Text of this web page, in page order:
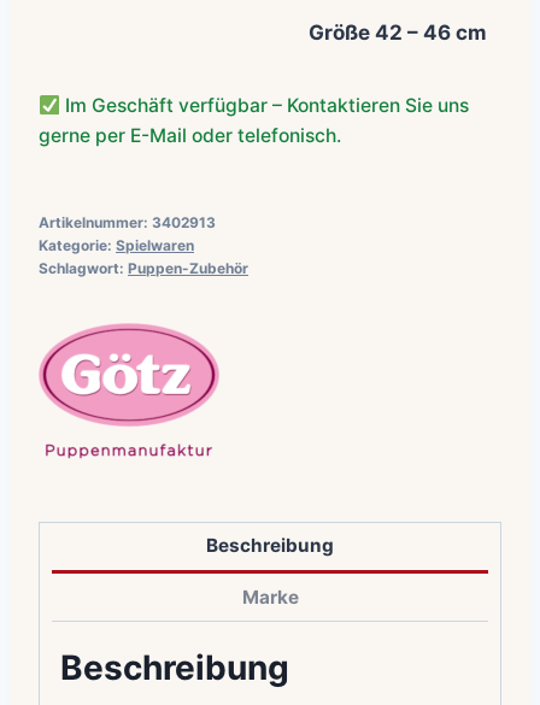
Größe 42 – 46 cm
Im Geschäft verfügbar – Kontaktieren Sie uns
gerne per E-Mail oder telefonisch.
Artikelnummer: 3402913
Kategorie: Spielwaren
Schlagwort: Puppen-Zubehör
Beschreibung
Marke
Beschreibung